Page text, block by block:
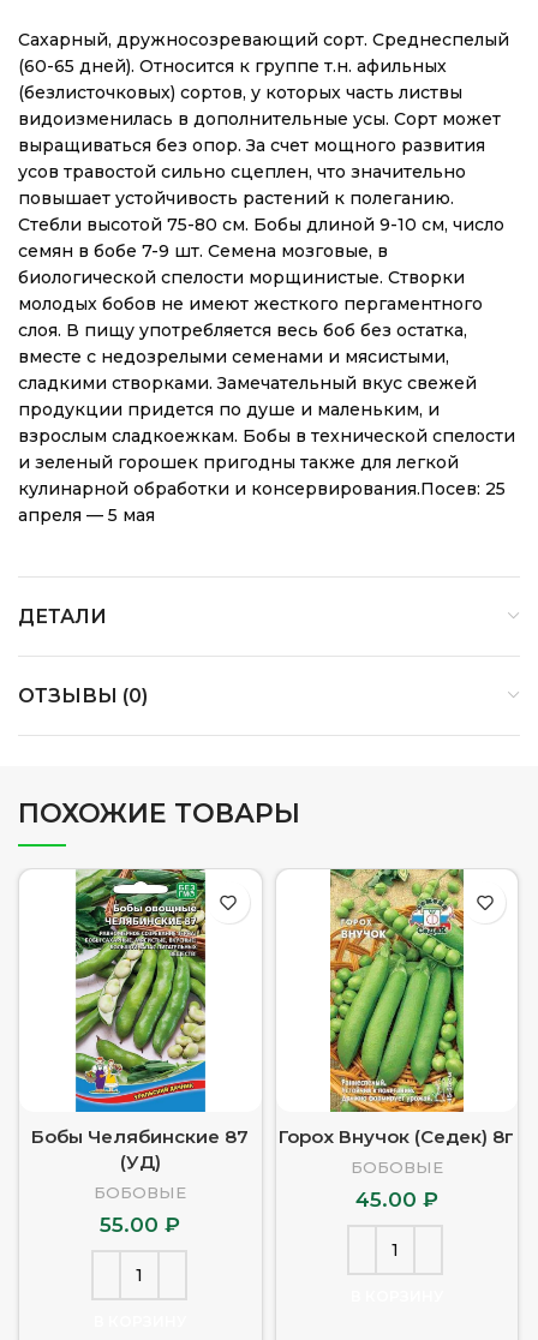
Сахарный, дружносозревающий сорт. Среднеспелый
(60-65 дней). Относится к группе т.н. афильных
(безлисточковых) сортов, у которых часть листвы
видоизменилась в дополнительные усы. Сорт может
выращиваться без опор. За счет мощного развития
усов травостой сильно сцеплен, что значительно
повышает устойчивость растений к полеганию.
Стебли высотой 75-80 см. Бобы длиной 9-10 см, число
семян в бобе 7-9 шт. Семена мозговые, в
биологической спелости морщинистые. Створки
молодых бобов не имеют жесткого пергаментного
слоя. В пищу употребляется весь боб без остатка,
вместе с недозрелыми семенами и мясистыми,
сладкими створками. Замечательный вкус свежей
продукции придется по душе и маленьким, и
взрослым сладкоежкам. Бобы в технической спелости
и зеленый горошек пригодны также для легкой
кулинарной обработки и консервирования.Посев: 25
апреля — 5 мая
ДЕТАЛИ
ОТЗЫВЫ (0)
ПОХОЖИЕ ТОВАРЫ
Бобы Челябинские 87
(УД)
БОБОВЫЕ
55.00₽
Горох Внучок (Седек) 8г
БОБОВЫЕ
45.00 ₽